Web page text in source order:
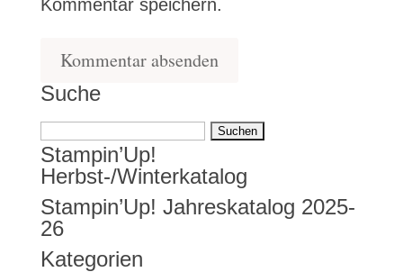
Kommentar speichern.
Suche
Suchen
nach:
Stampin’Up!
Herbst-/Winterkatalog
Stampin’Up! Jahreskatalog 2025-
26
Kategorien